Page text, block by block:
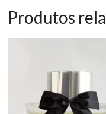
Produtos